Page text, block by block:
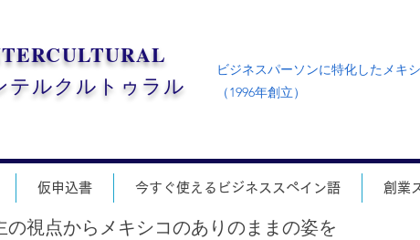
テルクルトゥラル
ビジネスパーソンに特化したメキ
（1996年創立）
仮申込書 今すぐ使えるビジネススペイン語 創業
の視点からメキシコのありのままの姿を